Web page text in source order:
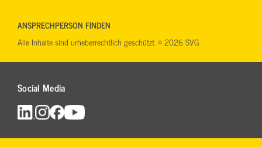
Social Media
ANSPRECHPERSON FINDEN
Alle Inhalte sind urheberrechtlich geschützt. © 2026 SVG